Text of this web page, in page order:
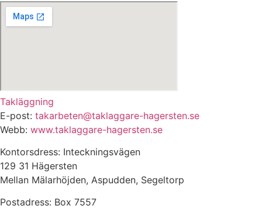
Takläggning
E-post: takarbeten@taklaggare-hagersten.se
Webb: www.taklaggare-hagersten.se
Kontorsdress: Inteckningsvägen
129 31 Hägersten
Mellan Mälarhöjden, Aspudden, Segeltorp
Postadress: Box 7557